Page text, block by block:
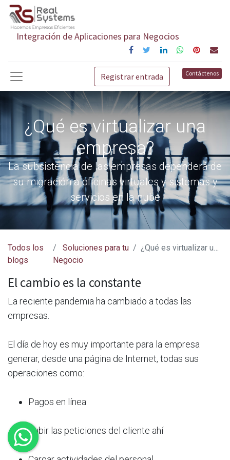
Integración de Aplicaciones para Negocios
Registrar entrada Contáctenos
¿Qué es virtualizar una
empresa?
La subsistencia de las empresas dependerá de
su migración a oficinas virtuales y sistemas y
servicios en la nube
Todos los
blogs
Soluciones para tu
Negocio
¿Qué es virtualizar una empresa?
El cambio es la constante
La reciente pandemia ha cambiado a todas las
empresas.
El día de hoy es muy importante para la empresa
generar, desde una página de Internet, todas sus
operaciones como:
Pagos en línea
Subir las peticiones del cliente ahí